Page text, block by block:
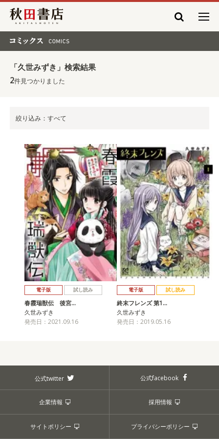
秋田書店
「久世みずき」検索結果
2件見つかりました
絞り込み：すべて
電子版 試し読み
春霞瑞獣伝 後宮…
久世みずき
発売日：2021.09.16
電子版 試し読み
終末フレンズ 第1…
久世みずき
発売日：2019.05.16
公式twitter 公式facebook
企業情報 採用情報
サイトポリシー プライバシーポリシー